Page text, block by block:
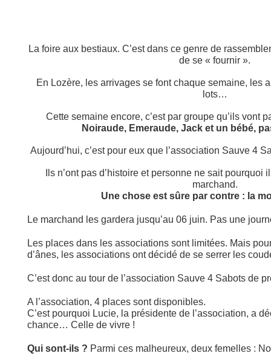
La foire aux bestiaux. C’est dans ce genre de
de se « fournir ».
En Lozère, les arrivages se font chaque semaine, les
lots…
Cette semaine encore, c’est par groupe qu’ils vont
Noiraude, Emeraude, Jack et un bébé,
Aujourd’hui, c’est pour eux que l’association Sauve 4
Ils n’ont pas d’histoire et personne ne sait
marchand.
Une chose est sûre par contre : la
Le marchand les gardera jusqu’au 06 juin. Pas une
Les places dans les associations sont limitées. Mais
d’ânes, les associations ont décidé de se serrer les
C’est donc au tour de l’association Sauve 4 Sabots de
A l’association, 4 places sont disponibles.
C’est pourquoi Lucie, la présidente de l’association, a
chance… Celle de vivre !
Qui sont-ils ? Parmi ces malheureux, deux femelles :